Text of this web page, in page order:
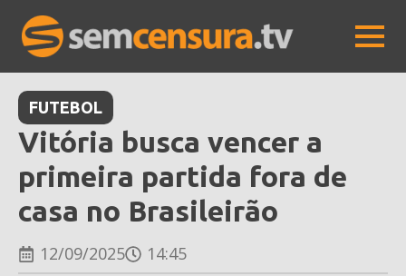
FUTEBOL
Vitória busca vencer a
primeira partida fora de
casa no Brasileirão
12/09/2025 14:45